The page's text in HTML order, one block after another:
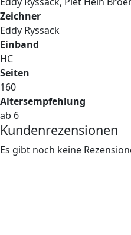
Zeichner
Eddy Ryssack
Einband
HC
Seiten
160
Altersempfehlung
ab 6
Kundenrezensionen
Es gibt noch keine